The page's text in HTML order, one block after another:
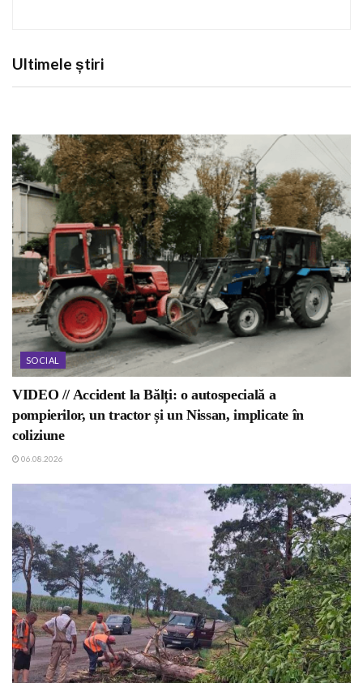
Ultimele știri
SOCIAL
VIDEO // Accident la Bălți: o autospecială a
pompierilor, un tractor și un Nissan, implicate în
coliziune
06.08.2026